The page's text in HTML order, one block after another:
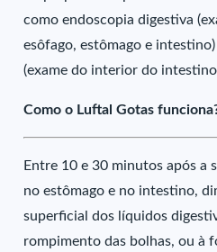
como endoscopia digestiva
esôfago, estômago e
(exame do interior do intestino
Como o Luftal Gotas
Entre 10 e 30 minutos após a
no estômago e no intestino,
superficial dos líquidos
rompimento das bolhas, ou à